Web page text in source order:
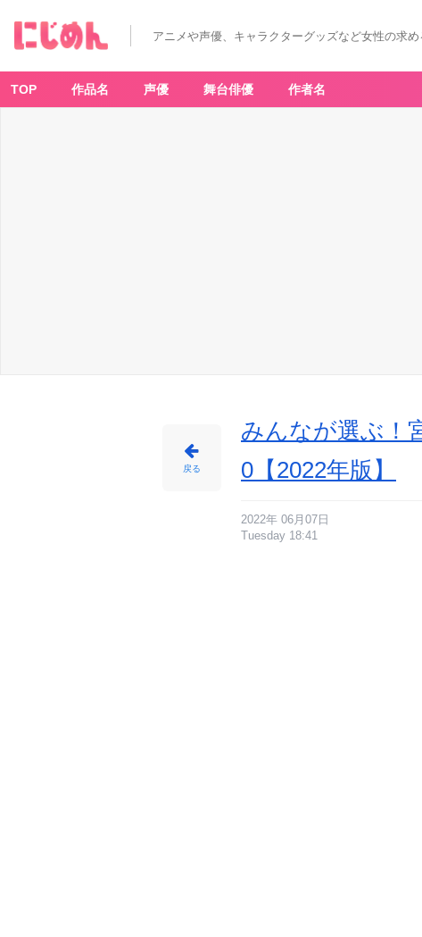
ャ
ク
タ
ー
アニメや声優、キャラクターグッズなど女性の求
TOP 作品名 声優 舞台俳優 作者名
戻る
みんなが選ぶ！
0【2022年版】
2022年 06月07日
Tuesday 18:41